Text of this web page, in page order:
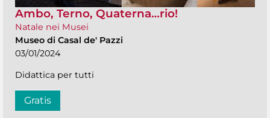
Ambo, Terno, Quaterna…rio!
Natale nei Musei
Museo di Casal de' Pazzi
03/01/2024
Didattica per tutti
Gratis